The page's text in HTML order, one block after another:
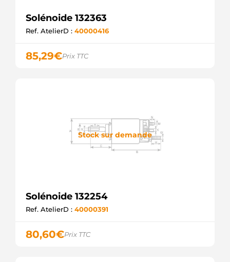
Solénoide 132363
Ref. AtelierD : 40000416
85,29€Prix TTC
Stock sur demande
Solénoide 132254
Ref. AtelierD : 40000391
80,60€Prix TTC